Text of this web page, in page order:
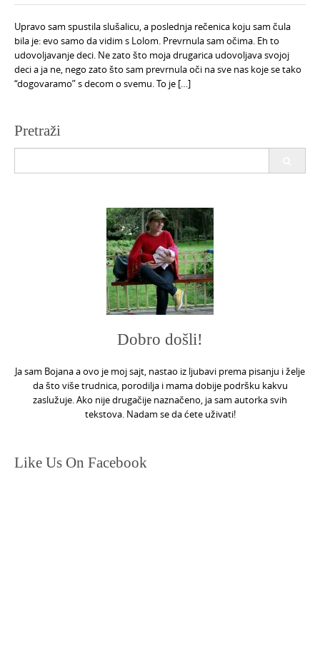
Upravo sam spustila slušalicu, a poslednja rečenica koju sam čula
bila je: evo samo da vidim s Lolom. Prevrnula sam očima. Eh to
udovoljavanje deci. Ne zato što moja drugarica udovoljava svojoj
deci a ja ne, nego zato što sam prevrnula oči na sve nas koje se tako
“dogovaramo” s decom o svemu. To je […]
Pretraži
Dobro došli!
Ja sam Bojana a ovo je moj sajt, nastao iz ljubavi prema pisanju i želje
da što više trudnica, porodilja i mama dobije podršku kakvu
zaslužuje. Ako nije drugačije naznačeno, ja sam autorka svih
tekstova. Nadam se da ćete uživati!
Like Us On Facebook